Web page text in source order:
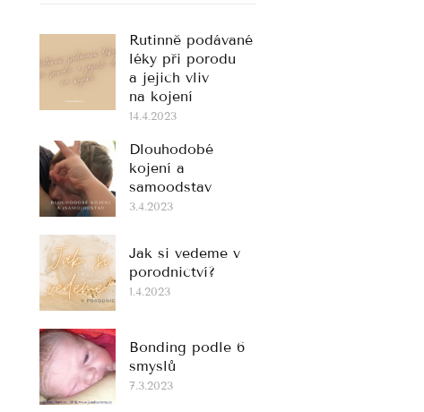
Rutinně podávané
léky při porodu
a jejich vliv
na kojení
14.4.2023
Dlouhodobé
kojení a
samoodstav
3.4.2023
Jak si vedeme v
porodnictví?
1.4.2023
Bonding podle 6
smyslů
7.3.2023